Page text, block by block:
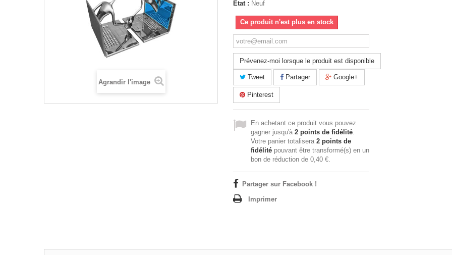
Agrandir l'image
État : Neuf
Ce produit n'est plus en stock
Prévenez-moi lorsque le produit est disponible
Tweet Partager Google+
Pinterest
En achetant ce produit vous pouvez
gagner jusqu'à 2 points de fidélité.
Votre panier totalisera 2 points de
fidélité pouvant être transformé(s) en un
bon de réduction de 0,40 €.
Partager sur Facebook !
Imprimer